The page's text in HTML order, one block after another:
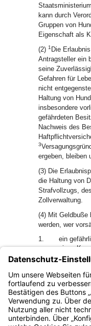
kann durch
Gruppen von
Eigenschaft als
(2) 1 Die
Antragsteller ein
seine
Gefahren für
nicht
Haltung von
insbesondere
gefährdeten
Nachweis des
3
ergeben, bleiben
(3) Die
die Haltung von
Strafvollzugs,
Zollverwaltung.
(4) Mit Geldbuße
werden, wer
1.
ein
einen
hält oder
2.
die mit der
Auflagen
Bayern.de